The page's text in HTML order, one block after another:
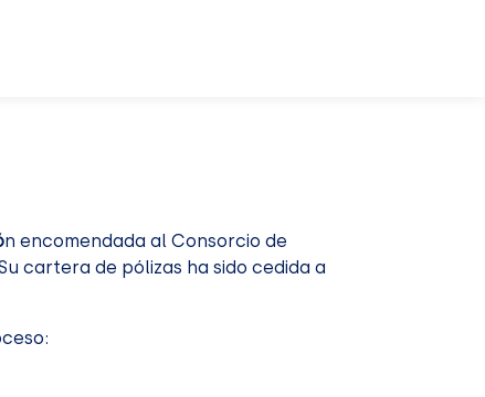
n encomendada al Consorcio de
cartera de pólizas ha sido cedida a